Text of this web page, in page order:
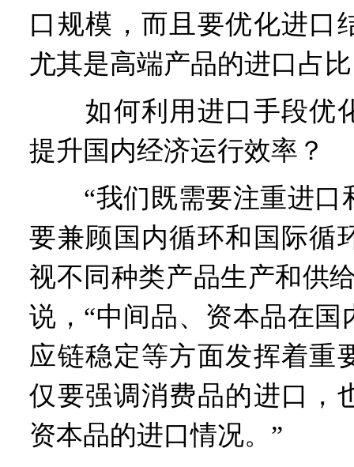
口规模，而且要优化进口
尤其是高端产品的进口占
如何利用进口手段优
提升国内经济运行效率？
“我们既需要注重进口
要兼顾国内循环和国际循
视不同种类产品生产和供
说，“中间品、资本品在国
应链稳定等方面发挥着重
仅要强调消费品的进口，
资本品的进口情况。”